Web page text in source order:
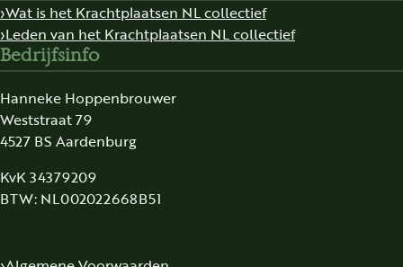
Wat is het Krachtplaatsen NL collectief
Leden van het Krachtplaatsen NL collectief
Bedrijfsinfo
Hanneke Hoppenbrouwer
Weststraat 79
4527 BS Aardenburg
KvK 34379209
BTW: NL002022668B51